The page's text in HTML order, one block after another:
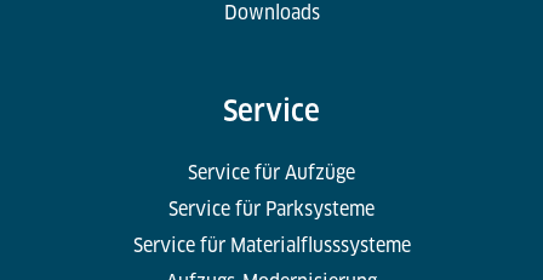
Downloads
Service
Service für Aufzüge
Service für Parksysteme
Service für Materialflusssysteme